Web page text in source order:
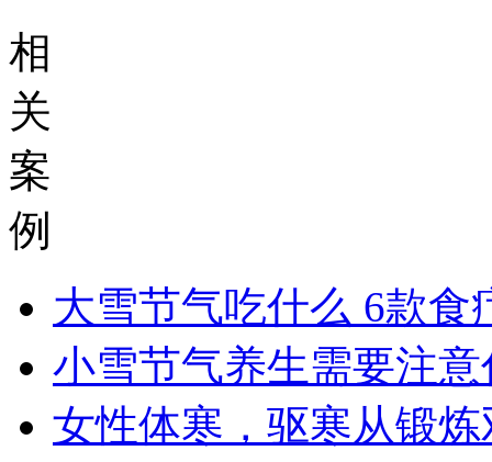
相
关
案
例
大雪节气吃什么 6款食
小雪节气养生需要注
女性体寒，驱寒从锻